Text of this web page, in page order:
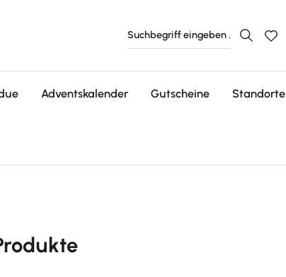
Adventskalender Gutscheine Standorte